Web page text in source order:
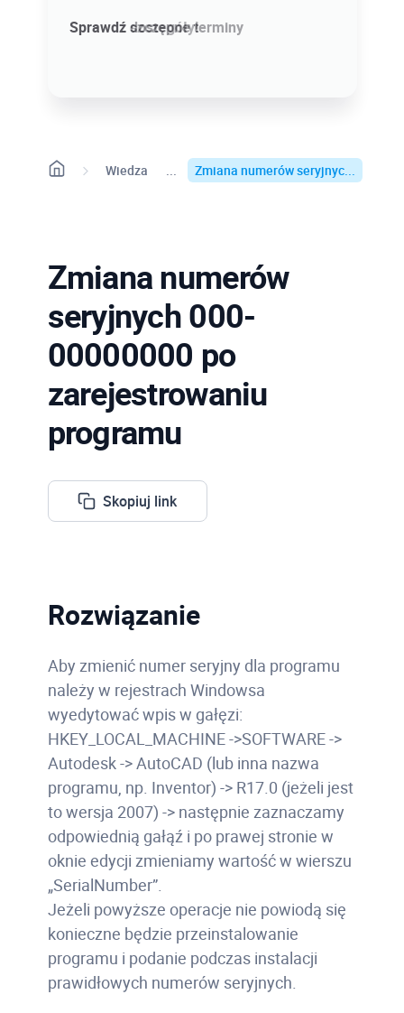
Sprawdź szczegóły!
Sprawdź dostępne terminy
Wiedza Zmiana numerów seryjnyc...
Zmiana numerów
seryjnych 000-
00000000 po
zarejestrowaniu
programu
Skopiuj link
Rozwiązanie
Aby zmienić numer seryjny dla programu
należy w rejestrach Windowsa
wyedytować wpis w gałęzi:
HKEY_LOCAL_MACHINE ->SOFTWARE ->
Autodesk -> AutoCAD (lub inna nazwa
programu, np. Inventor) -> R17.0 (jeżeli jest
to wersja 2007) -> następnie zaznaczamy
odpowiednią gałąź i po prawej stronie w
oknie edycji zmieniamy wartość w wierszu
„SerialNumber”.
Jeżeli powyższe operacje nie powiodą się
konieczne będzie przeinstalowanie
programu i podanie podczas instalacji
prawidłowych numerów seryjnych.